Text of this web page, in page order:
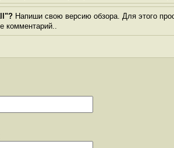
Напиши свою версию обзора. Для этого
комментарий..